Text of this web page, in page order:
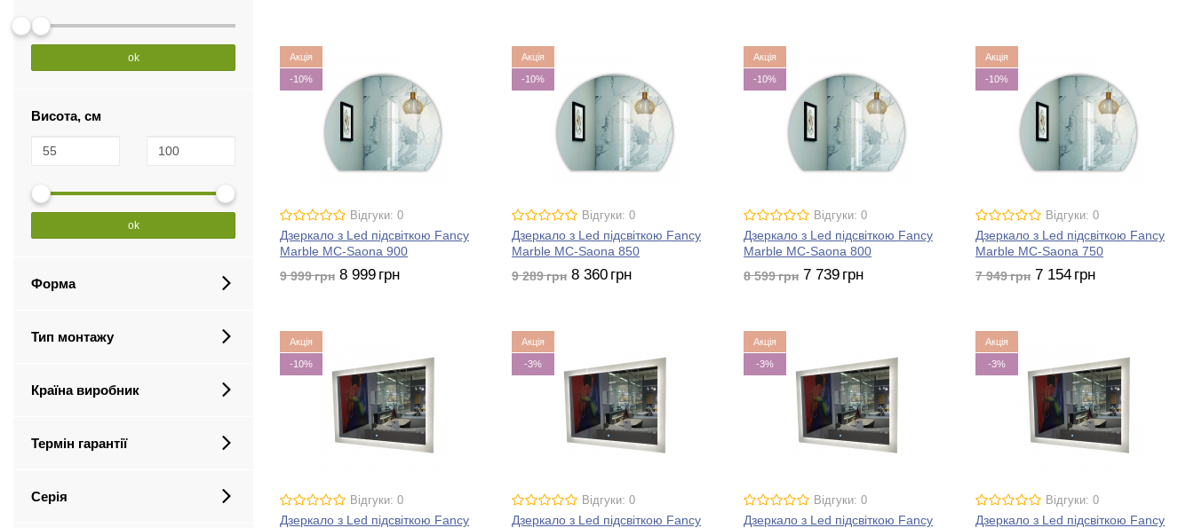
ok
Висота, см
ok
Форма
Тип монтажу
Країна виробник
Термін гарантії
Серія
Акція
-10%
Відгуки: 0
Дзеркало з Led підсвіткою Fancy
Marble MC-Saona 900
9 999грн 8 999 грн
Акція
-10%
Відгуки: 0
Дзеркало з Led підсвіткою Fancy
Marble MC-Saona 850
9 289грн 8 360 грн
Акція
-10%
Відгуки: 0
Дзеркало з Led підсвіткою Fancy
Marble MC-Saona 800
8 599грн 7 739 грн
Акція
-10%
Відгуки: 0
Дзеркало з Led підсвіткою Fancy
Marble MC-Saona 750
7 949грн 7 154 грн
Акція
-10%
Відгуки: 0
Дзеркало з Led підсвіткою Fancy
Акція
-3%
Відгуки: 0
Дзеркало з Led підсвіткою Fancy
Акція
-3%
Відгуки: 0
Дзеркало з Led підсвіткою Fancy
Акція
-3%
Відгуки: 0
Дзеркало з Led підсвіткою Fancy